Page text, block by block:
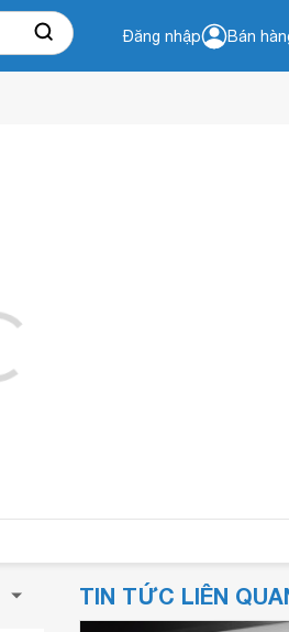
Đăng nhập Bán
TIN TỨC LIÊN